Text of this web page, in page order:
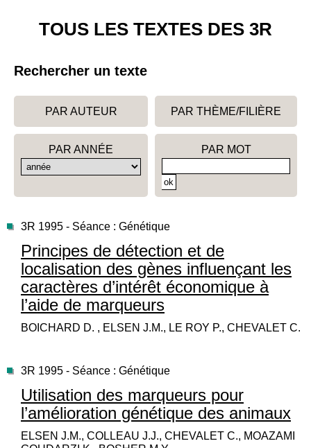
TOUS LES TEXTES DES 3R
Rechercher un texte
PAR AUTEUR PAR THÈME/FILIÈRE
PAR ANNÉE PAR MOT
3R 1995 - Séance : Génétique
Principes de détection et de
localisation des gènes influençant les
caractères d’intérêt économique à
l’aide de marqueurs
BOICHARD D. , ELSEN J.M., LE ROY P., CHEVALET C.
3R 1995 - Séance : Génétique
Utilisation des marqueurs pour
l’amélioration génétique des animaux
ELSEN J.M., COLLEAU J.J., CHEVALET C., MOAZAMI